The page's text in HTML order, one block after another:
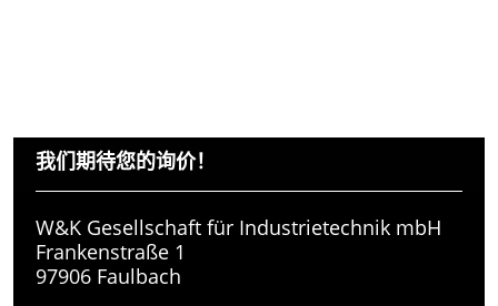
我们期待您的询价！
W&K Gesellschaft für Industrietechnik mbH
Frankenstraße 1
97906 Faulbach